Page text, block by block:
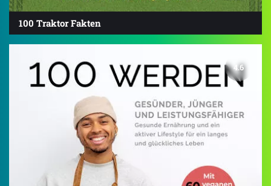
100 Traktor Fakten
4.6